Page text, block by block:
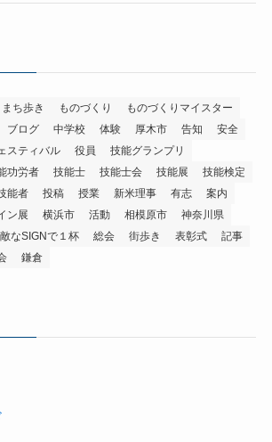
まち歩き ものづくり
ものづくりマイスター
ブログ 中学校 体験 厚木市 告知
安全
スティバル 役員
技能グランプリ
功労者 技能士 技能士会 技能展
技能検定
能者 投稿 授業 新米理事 有志
案内
ン展 横浜市 活動 相模原市
神奈川県
なSIGNで１杯 総会 街歩き 表彰式
記事
鎌倉